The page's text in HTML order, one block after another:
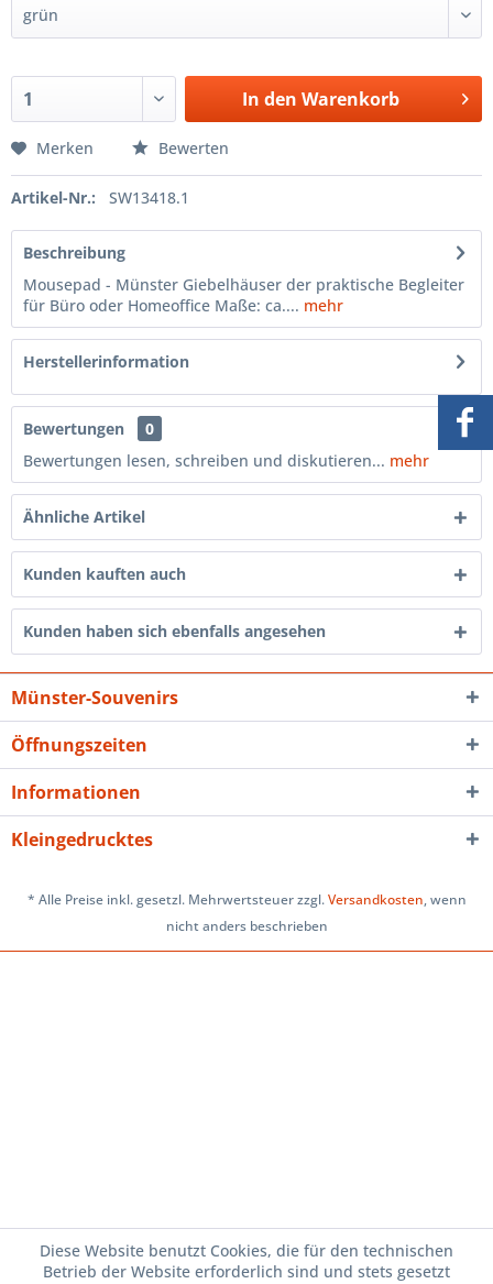
In den Warenkorb
Merken Bewerten
Artikel-Nr.: SW13418.1
Beschreibung
Mousepad - Münster Giebelhäuser der praktische Begleiter
für Büro oder Homeoffice Maße: ca.... mehr
Herstellerinformation
Bewertungen
0
Bewertungen lesen, schreiben und diskutieren... mehr
Ähnliche Artikel
Kunden kauften auch
Kunden haben sich ebenfalls angesehen
Münster-Souvenirs
Öffnungszeiten
Informationen
Kleingedrucktes
* Alle Preise inkl. gesetzl. Mehrwertsteuer zzgl.Versandkosten, wenn
nicht anders beschrieben
Diese Website benutzt Cookies, die für den technischen
Betrieb der Website erforderlich sind und stets gesetzt